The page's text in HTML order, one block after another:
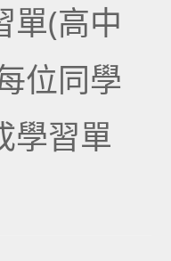
單(高中
位同學
學習單